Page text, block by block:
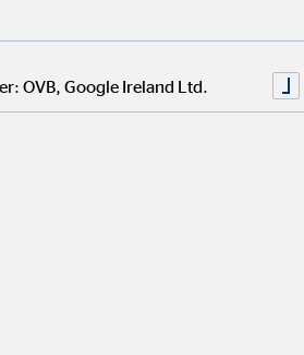
Unser Karriereplan bietet
durch Ausbildung und Praxis.
du von deinem Team und deiner
OVB, Google Ireland Ltd.